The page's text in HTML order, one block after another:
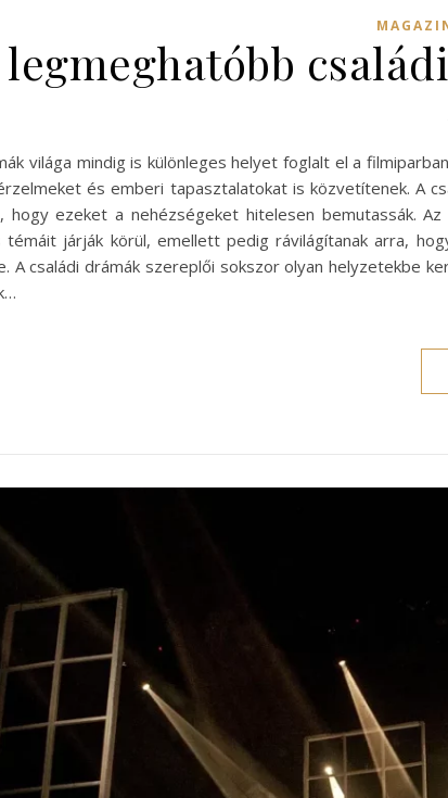
legmeghatóbb
világa mindig is különleges helyet foglalt el a
és emberi tapasztalatokat is közvetítenek. A
hogy ezeket a nehézségeket hitelesen bemutassák.
témáit járják körül, emellett pedig rávilágítanak arra,
A családi drámák szereplői sokszor olyan helyzetekbe